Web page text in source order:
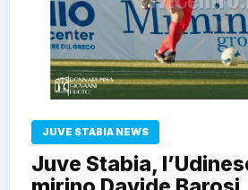
JUVE STABIA NEWS
Juve Stabia,